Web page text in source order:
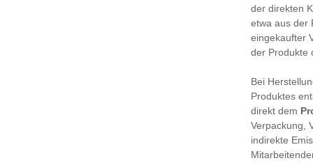
der direkten
etwa aus der
eingekaufter
der Produkte
Bei
Produktes
direkt dem
Verpackung,
indirekte